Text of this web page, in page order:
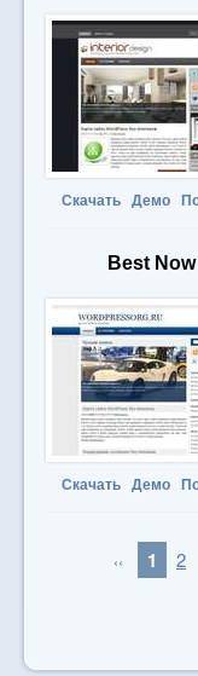
Скачать Демо
Best Now
Скачать Демо
‹‹
1 2